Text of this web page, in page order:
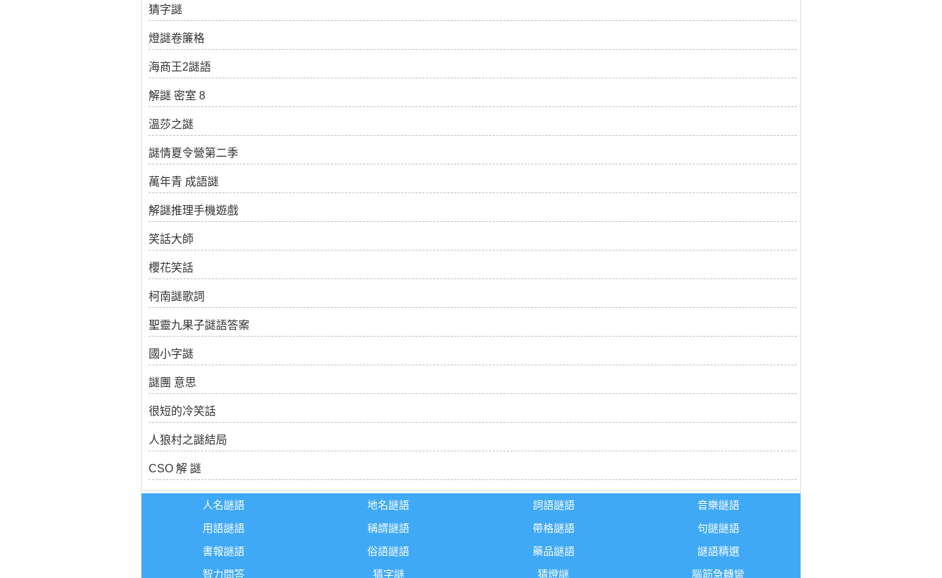
猜字謎
燈謎卷簾格
海商王2謎語
解謎 密室 8
溫莎之謎
謎情夏令營第二季
萬年青 成語謎
解謎推理手機遊戲
笑話大師
櫻花笑話
柯南謎歌詞
聖靈九果子謎語答案
國小字謎
謎團 意思
很短的冷笑話
人狼村之謎結局
CSO 解 謎
人名謎語 地名謎語 詞語謎語
音樂謎語
用語謎語
稱謂謎語 帶格謎語
句謎謎語
書報謎語
俗語謎語 藥品謎語
謎語精選
智力問答
猜字謎 猜燈謎 腦筋急轉彎